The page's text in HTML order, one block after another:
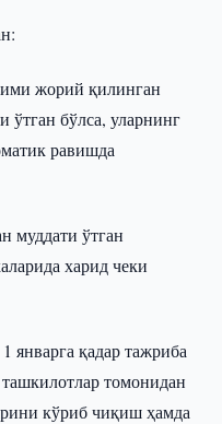
жорий қилинган
ўтган бўлса, уларнинг
равишда
муддати ўтган
харид чеки
январга қадар тажриба
томонидан
кўриб чиқиш ҳамда